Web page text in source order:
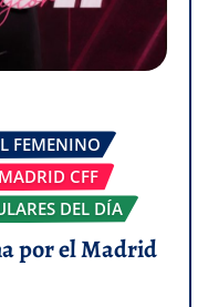
FEMENINO
MADRID CFF
DEL DÍA
por el Madrid